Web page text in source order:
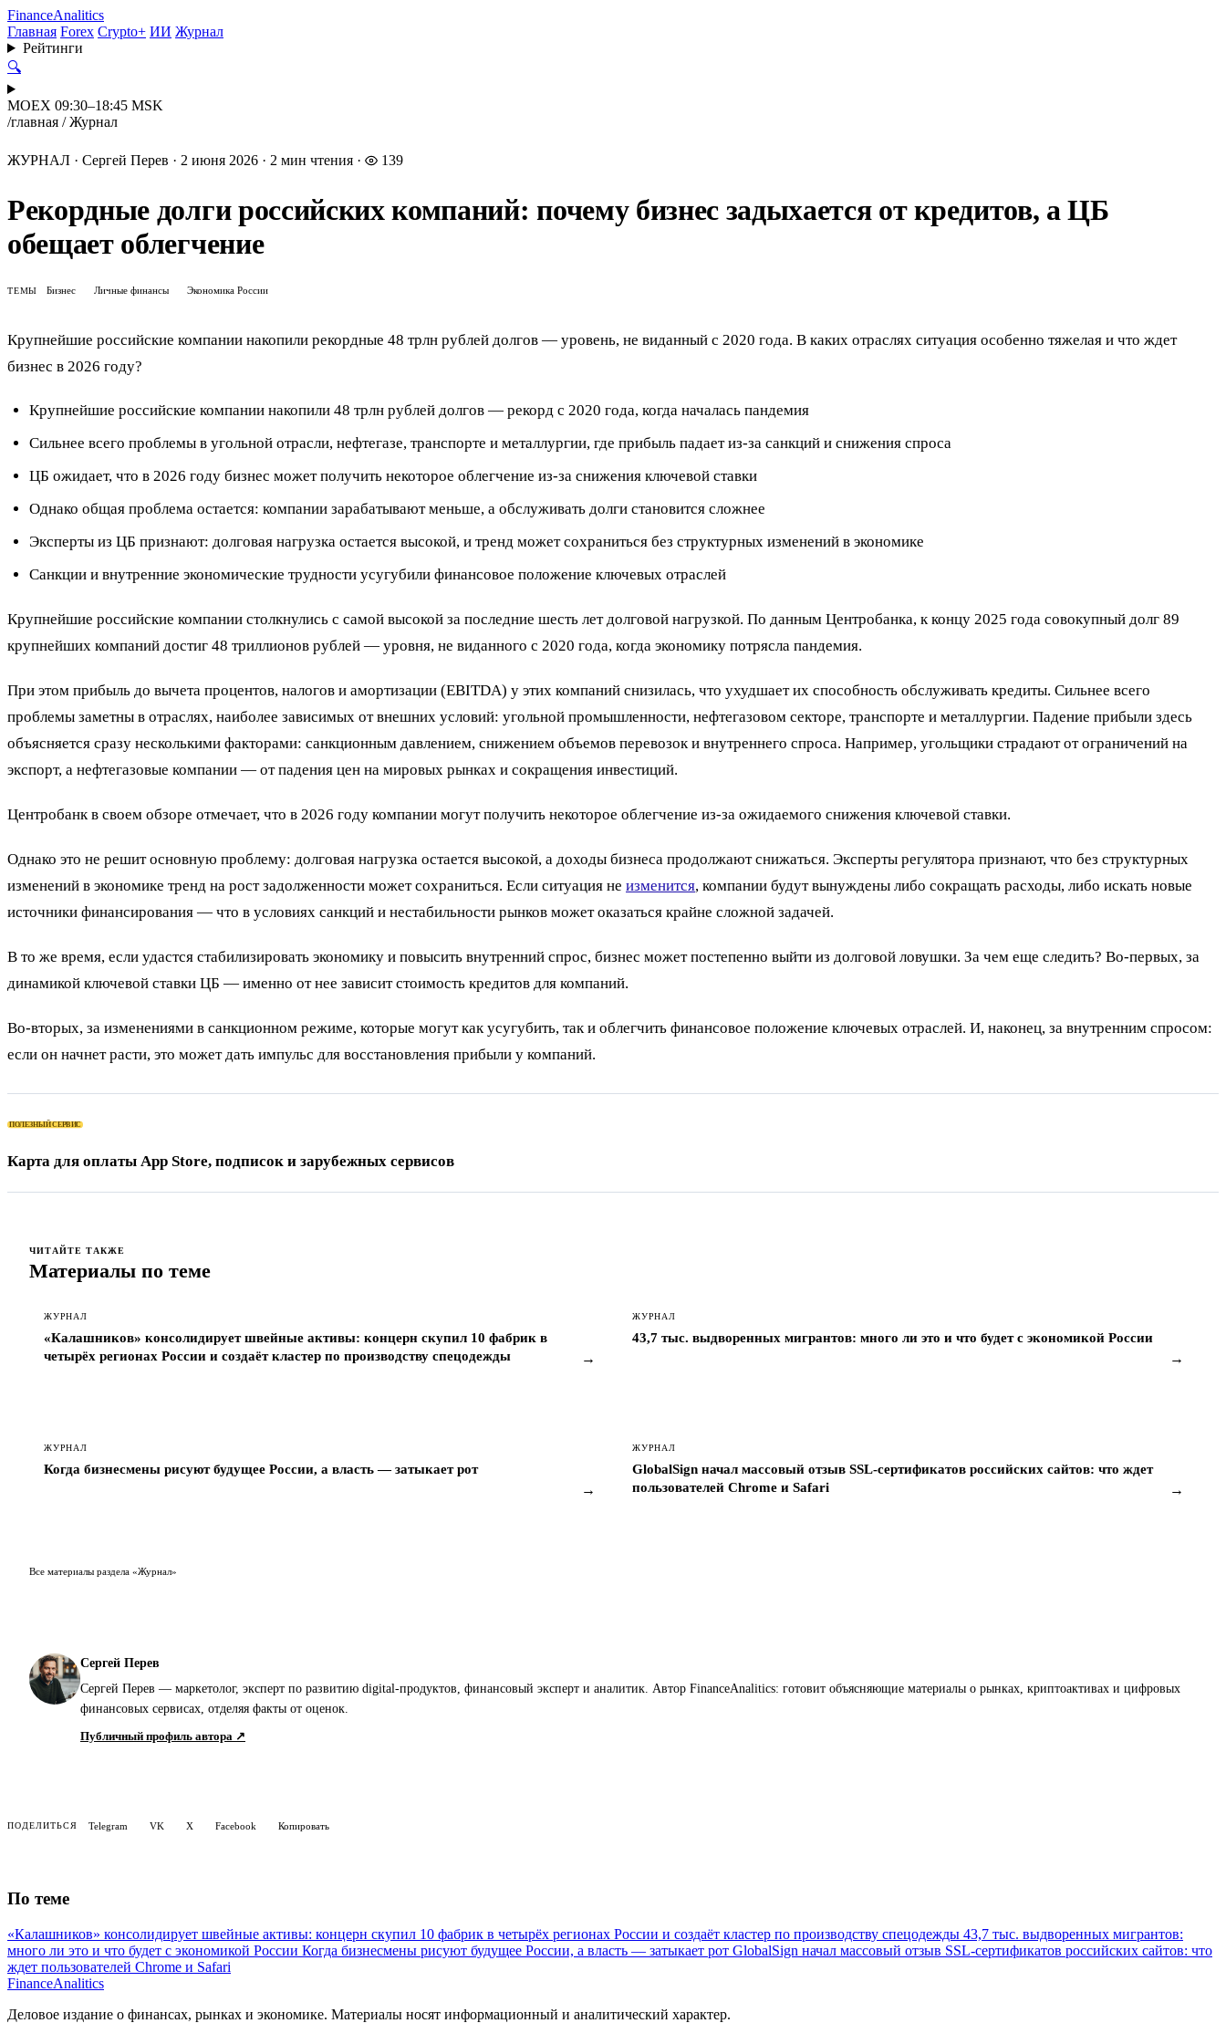
FinanceAnalitics
Главная Forex Crypto+ ИИ Журнал
Рейтинги
🔍
MOEX 09:30–18:45 MSK
/главная / Журнал
ЖУРНАЛ · Сергей Перев · 2 июня 2026 · 2 мин чтения · 139
Рекордные долги российских компаний: почему бизнес задыхается от кредитов, а ЦБ
обещает облегчение
ТЕМЫ Бизнес Личные финансы Экономика России
Крупнейшие российские компании накопили рекордные 48 трлн рублей долгов — уровень, не виданный с 2020 года. В каких отраслях ситуация особенно тяжелая и что ждет
бизнес в 2026 году?
Крупнейшие российские компании накопили 48 трлн рублей долгов — рекорд с 2020 года, когда началась пандемия
Сильнее всего проблемы в угольной отрасли, нефтегазе, транспорте и металлургии, где прибыль падает из-за санкций и снижения спроса
ЦБ ожидает, что в 2026 году бизнес может получить некоторое облегчение из-за снижения ключевой ставки
Однако общая проблема остается: компании зарабатывают меньше, а обслуживать долги становится сложнее
Эксперты из ЦБ признают: долговая нагрузка остается высокой, и тренд может сохраниться без структурных изменений в экономике
Санкции и внутренние экономические трудности усугубили финансовое положение ключевых отраслей
Крупнейшие российские компании столкнулись с самой высокой за последние шесть лет долговой нагрузкой. По данным Центробанка, к концу 2025 года совокупный долг 89
крупнейших компаний достиг 48 триллионов рублей — уровня, не виданного с 2020 года, когда экономику потрясла пандемия.
При этом прибыль до вычета процентов, налогов и амортизации (EBITDA) у этих компаний снизилась, что ухудшает их способность обслуживать кредиты. Сильнее всего
проблемы заметны в отраслях, наиболее зависимых от внешних условий: угольной промышленности, нефтегазовом секторе, транспорте и металлургии. Падение прибыли здесь
объясняется сразу несколькими факторами: санкционным давлением, снижением объемов перевозок и внутреннего спроса. Например, угольщики страдают от ограничений на
экспорт, а нефтегазовые компании — от падения цен на мировых рынках и сокращения инвестиций.
Центробанк в своем обзоре отмечает, что в 2026 году компании могут получить некоторое облегчение из-за ожидаемого снижения ключевой ставки.
Однако это не решит основную проблему: долговая нагрузка остается высокой, а доходы бизнеса продолжают снижаться. Эксперты регулятора признают, что без структурных
изменений в экономике тренд на рост задолженности может сохраниться. Если ситуация не изменится, компании будут вынуждены либо сокращать расходы, либо искать новые
источники финансирования — что в условиях санкций и нестабильности рынков может оказаться крайне сложной задачей.
В то же время, если удастся стабилизировать экономику и повысить внутренний спрос, бизнес может постепенно выйти из долговой ловушки. За чем еще следить? Во-первых, за
динамикой ключевой ставки ЦБ — именно от нее зависит стоимость кредитов для компаний.
Во-вторых, за изменениями в санкционном режиме, которые могут как усугубить, так и облегчить финансовое положение ключевых отраслей. И, наконец, за внутренним спросом:
если он начнет расти, это может дать импульс для восстановления прибыли у компаний.
ПОЛЕЗНЫЙ СЕРВИС
Карта для оплаты App Store, подписок и зарубежных сервисов
ЧИТАЙТЕ ТАКЖЕ
Материалы по теме
ЖУРНАЛ
«Калашников» консолидирует швейные активы: концерн скупил 10 фабрик в
четырёх регионах России и создаёт кластер по производству спецодежды
→
ЖУРНАЛ
43,7 тыс. выдворенных мигрантов: много ли это и что будет с экономикой России
→
ЖУРНАЛ
Когда бизнесмены рисуют будущее России, а власть — затыкает рот
→
ЖУРНАЛ
GlobalSign начал массовый отзыв SSL-сертификатов российских сайтов: что ждет
пользователей Chrome и Safari
→
Все материалы раздела «Журнал»
Сергей Перев
Сергей Перев — маркетолог, эксперт по развитию digital-продуктов, финансовый эксперт и аналитик. Автор FinanceAnalitics: готовит объясняющие материалы о рынках, криптоактивах и цифровых
финансовых сервисах, отделяя факты от оценок.
Публичный профиль автора ↗
ПОДЕЛИТЬСЯ Telegram VK X Facebook Копировать
По теме
«Калашников» консолидирует швейные активы: концерн скупил 10 фабрик в четырёх регионах России и создаёт кластер по производству спецодежды 43,7 тыс. выдворенных мигрантов:
много ли это и что будет с экономикой России Когда бизнесмены рисуют будущее России, а власть — затыкает рот GlobalSign начал массовый отзыв SSL-сертификатов российских сайтов: что
ждет пользователей Chrome и Safari
FinanceAnalitics
Деловое издание о финансах, рынках и экономике. Материалы носят информационный и аналитический характер.